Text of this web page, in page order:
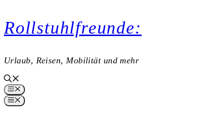
Zum
Inhalt
springen
Rollstuhlfreunde:
Urlaub, Reisen, Mobilität und mehr
Menü
Menü